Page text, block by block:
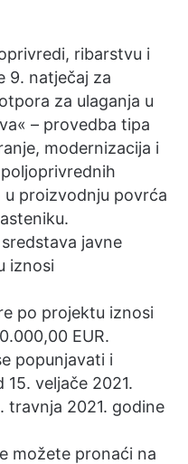
ribarstvu i
9. natječaj za
za ulaganja u
– provedba tipa
modernizacija i
u proizvodnju povrća
javne
iznosi
po projektu iznosi
EUR.
popunjavati i
15. veljače 2021.
travnja 2021. godine
možete pronaći na